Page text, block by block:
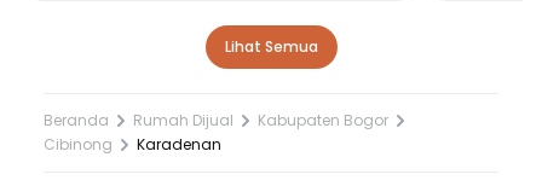
Lihat Semua
Beranda Rumah Dijual
Kabupaten Bogor
Cibinong
Karadenan